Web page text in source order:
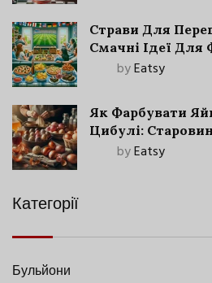
Страви Для
Смачні Ідеї Для
byEatsy
Як Фарбувати
Цибулі:
Сучасними
byEatsy
Категорії
Бульйони